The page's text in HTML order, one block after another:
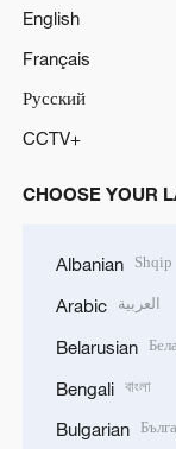
English
Français
Русский
CCTV+
CHOOSE YOUR
Albanian Shqip
Arabic العربية
Belarusian
Bengali বাংলা
Bulgarian